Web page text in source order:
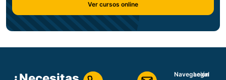
Ver cursos online
Navegación
Legal